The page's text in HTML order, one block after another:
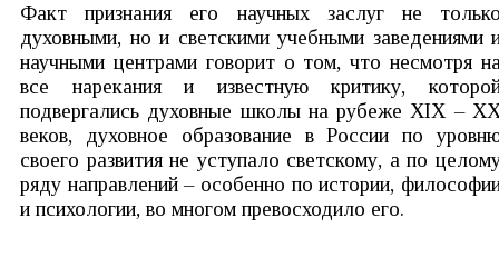
Факт признания его научных заслуг не
духовными, но и светскими учебными заведениями
научными центрами говорит о том, что несмотря
все нарекания и известную критику,
подвергались духовные школы на рубеже ХIХ –
веков, духовное образование в России по
своего развития не уступало светскому, а по
ряду направлений – особенно по истории,
и психологии, во многом превосходило его.